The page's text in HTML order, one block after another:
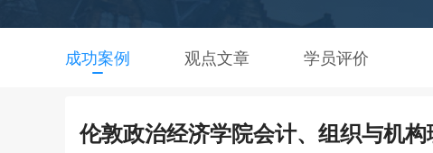
成功案例 观点文章 学员评价
伦敦政治经济学院会计、组织与机